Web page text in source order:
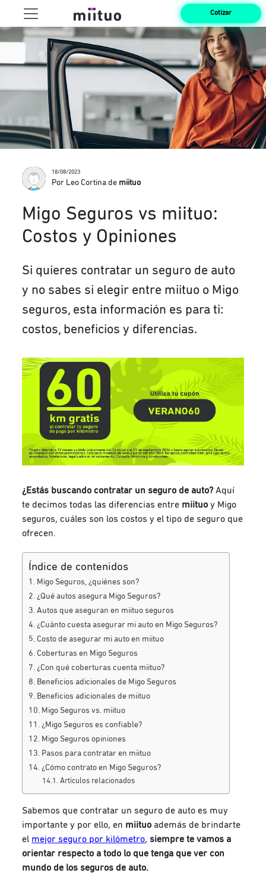
Cotizar
18/08/2023
Por Leo Cortina de miituo
Migo Seguros vs miituo:
Costos y Opiniones
Si quieres contratar un seguro de auto
y no sabes si elegir entre miituo o Migo
seguros, esta información es para ti:
costos, beneficios y diferencias.
¿Estás buscando contratar un seguro de auto?Aquí
te decimos todas las diferencias entre miituo y Migo
seguros, cuáles son los costos y el tipo de seguro que
ofrecen.
Índice de contenidos
Migo Seguros, ¿quiénes son?
¿Qué autos asegura Migo Seguros?
Autos que aseguran en miituo seguros
¿Cuánto cuesta asegurar mi auto en Migo Seguros?
Costo de asegurar mi auto en miituo
Coberturas en Migo Seguros
¿Con qué coberturas cuenta miituo?
Beneficios adicionales de Migo Seguros
Beneficios adicionales de miituo
Migo Seguros vs. miituo
¿Migo Seguros es confiable?
Migo Seguros opiniones
Pasos para contratar en miituo
¿Cómo contrato en Migo Seguros?
Artículos relacionados
Sabemos que contratar un seguro de auto es muy
importante y por ello, en miituo además de brindarte
el mejor seguro por kilómetro,siempre te vamos a
orientar respecto a todo lo que tenga que ver con
mundo de los seguros de auto.